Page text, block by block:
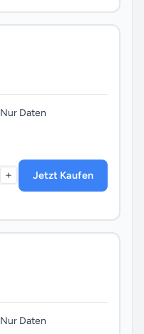
Nur Daten
+ Jetzt Kaufen
Nur Daten